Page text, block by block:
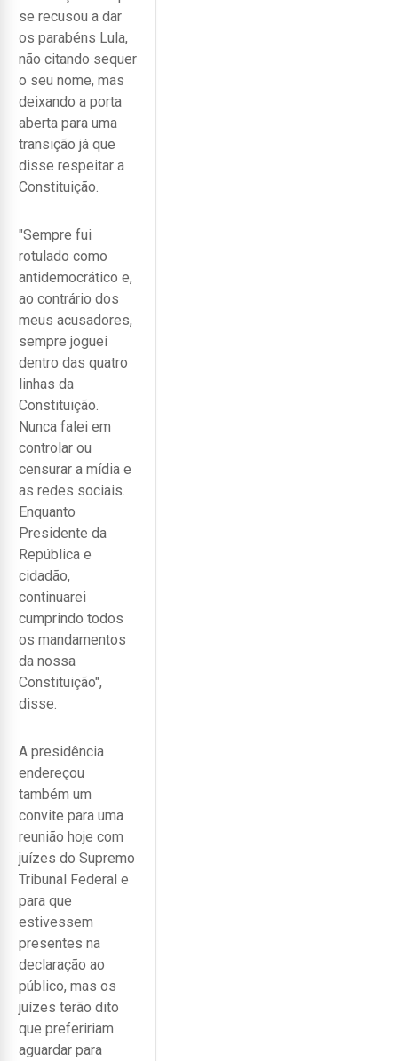
se recusou a dar
os parabéns Lula,
não citando sequer
o seu nome, mas
deixando a porta
aberta para uma
transição já que
disse respeitar a
Constituição.
"Sempre fui
rotulado como
antidemocrático e,
ao contrário dos
meus acusadores,
sempre joguei
dentro das quatro
linhas da
Constituição.
Nunca falei em
controlar ou
censurar a mídia e
as redes sociais.
Enquanto
Presidente da
República e
cidadão,
continuarei
cumprindo todos
os mandamentos
da nossa
Constituição",
disse.
A presidência
endereçou
também um
convite para uma
reunião hoje com
juízes do Supremo
Tribunal Federal e
para que
estivessem
presentes na
declaração ao
público, mas os
juízes terão dito
que prefeririam
aguardar para